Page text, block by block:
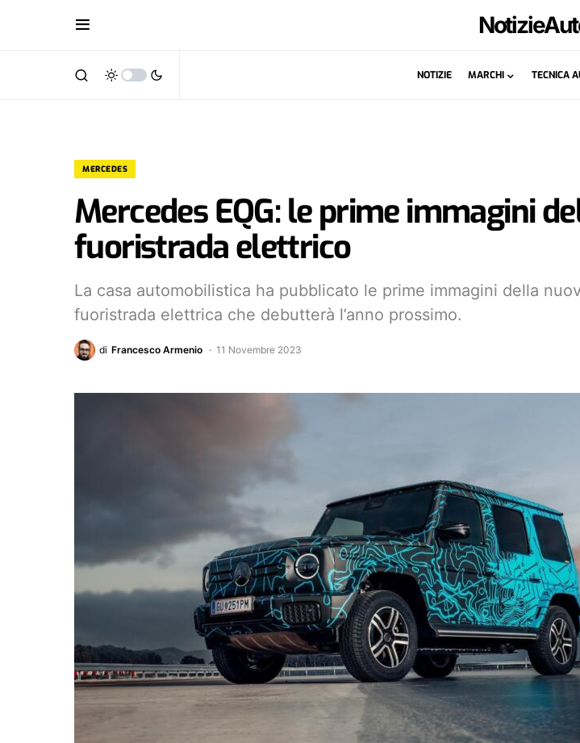
NOTIZIE MARCHI TECNICA
MERCEDES
Mercedes EQG: le prime immagini
fuoristrada elettrico
La casa automobilistica ha pubblicato le prime immagini della
fuoristrada elettrica che debutterà l’anno prossimo.
di Francesco Armenio 11 Novembre 2023